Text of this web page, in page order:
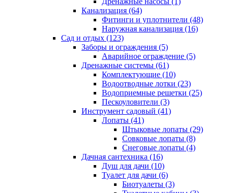
Канализация (64)
Фитинги и уплотнители (48)
Наружная канализация (16)
Сад и отдых (123)
Заборы и ограждения (5)
Аварийное ограждение (5)
Дренажные системы (61)
Комплектующие (10)
Водоотводные лотки (23)
Водоприемные решетки (25)
Пескоуловители (3)
Инструмент садовый (41)
Лопаты (41)
Штыковые лопаты (29)
Совковые лопаты (8)
Снеговые лопаты (4)
Дачная сантехника (16)
Душ для дачи (10)
Туалет для дачи (6)
Биотуалеты (3)